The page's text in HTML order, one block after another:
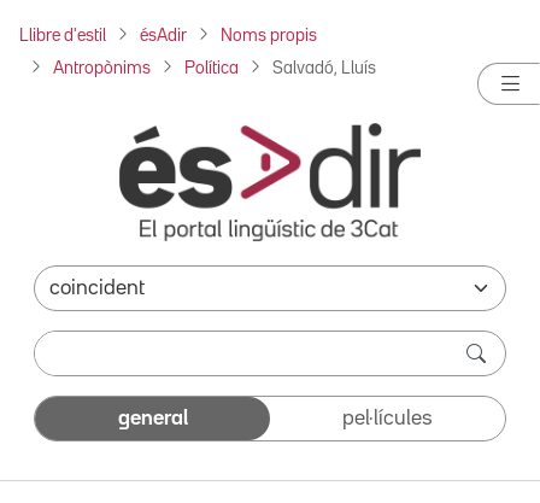
Llibre d'estil ésAdir Noms propis
Antropònims Política Salvadó, Lluís
general pel·lícules